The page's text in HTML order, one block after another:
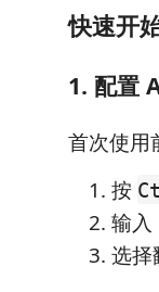
快速开
1. 配置
首次使用
按
输入
选择